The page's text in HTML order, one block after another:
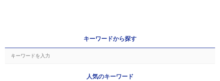
キーワードから探す
人気のキーワード